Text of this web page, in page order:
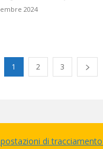
2024
1 2 3
di